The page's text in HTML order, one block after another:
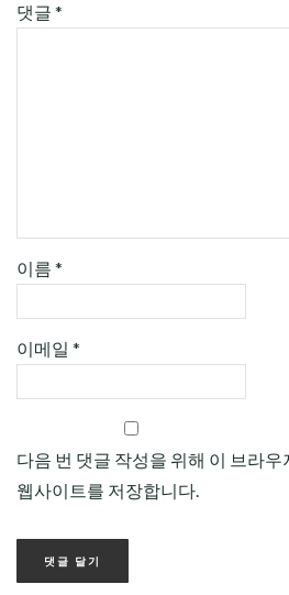
댓글 *
이름 *
이메일 *
다음 번 댓글 작성을 위해 이 브라우
웹사이트를 저장합니다.